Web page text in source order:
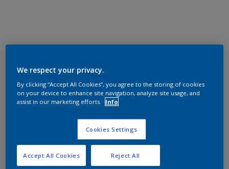
We respect your privacy.
By clicking “Accept All Cookies”, you agree to the storing of cookies
on your device to enhance site navigation, analyze site usage, and
assist in our marketing efforts.
Info
Cookies Settings
Reject All
Accept All Cookies